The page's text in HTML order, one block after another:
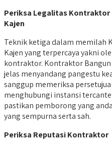
Periksa Legalitas Kontraktor
Kajen
Teknik ketiga dalam memilah
Kajen yang terpercaya yakni
kontraktor. Kontraktor Bangun
jelas menyandang pangestu
sanggup memeriksa
menghubungi instansi
pastikan pemborong yang
yang sempurna serta sah.
Periksa Reputasi Kontraktor